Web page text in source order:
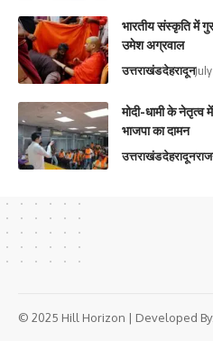
भारतीय संस्कृति में गुरु
उमेश अग्रवाल
उत्तराखंडदेहरादून
मोदी-धामी के नेतृत्व
भाजपा का दामन
उत्तराखंडदेहरादून
© 2025 Hill Horizon | Developed By: